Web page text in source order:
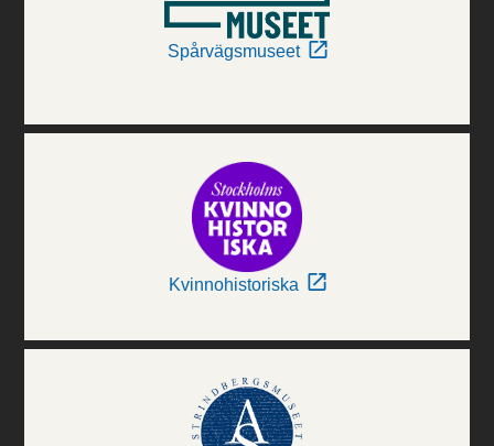
Spårvägsmuseet
Kvinnohistoriska